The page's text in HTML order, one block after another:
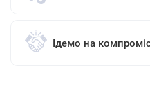
Ідемо на